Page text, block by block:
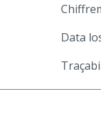
Data